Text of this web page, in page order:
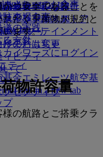
駐車場 Opens an
tab
ノミーのお食事
スのお食事
グゼクティブ
コレクション
ィシャル・ストア
のお食事
ンターテインメント
のおもちゃ
ィビティ
ィの実践
る方針
ティ
基金エミレーツ航空基
link in a new tab
プ
link in a new tab
道
レータ
イワーズにログイン
セシブルな旅行
とリクエスト
内体験
ス
アプリ
または変更
いて
つ安全であることを
だく手荷物が規約と
います。
物許容量
の航路とご搭乗クラ